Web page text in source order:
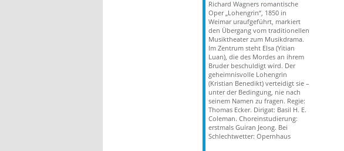
Richard Wagners romantische
Oper „Lohengrin“, 1850 in
Weimar uraufgeführt, markiert
den Übergang vom traditionellen
Musiktheater zum Musikdrama.
Im Zentrum steht Elsa (Yitian
Luan), die des Mordes an ihrem
Bruder beschuldigt wird. Der
geheimnisvolle Lohengrin
(Kristian Benedikt) verteidigt sie –
unter der Bedingung, nie nach
seinem Namen zu fragen. Regie:
Thomas Ecker. Dirigat: Basil H. E.
Coleman. Choreinstudierung:
erstmals Guiran Jeong. Bei
Schlechtwetter: Opernhaus